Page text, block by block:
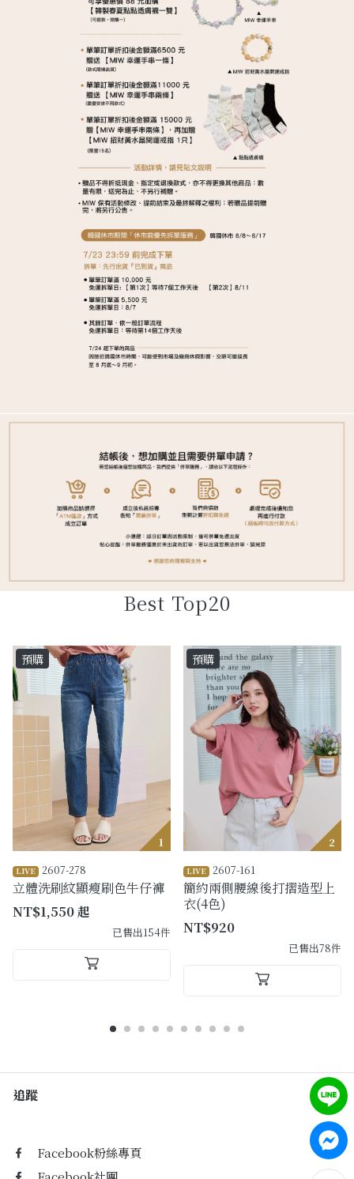
Best Top20
預購
1
LIVE 2607-278
立體洗刷紋顯瘦刷色牛仔褲
NT$1,550 起
已售出154件
預購
2
LIVE 2607-161
簡約兩側腰線後打摺造型上
衣(4色)
NT$920
已售出78件
追蹤
Facebook粉絲專頁